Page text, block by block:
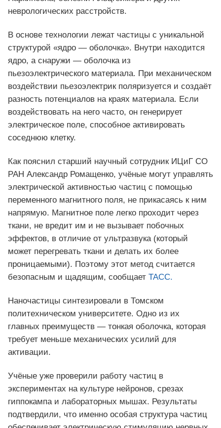
неврологических расстройств.
В основе технологии лежат частицы с уникальной
структурой «ядро — оболочка». Внутри находится
ядро, а снаружи — оболочка из
пьезоэлектрического материала. При механическом
воздействии пьезоэлектрик поляризуется и создаёт
разность потенциалов на краях материала. Если
воздействовать на него часто, он генерирует
электрическое поле, способное активировать
соседнюю клетку.
Как пояснил старший научный сотрудник ИЦиГ СО
РАН Александр Ромащенко, учёные могут управлять
электрической активностью частиц с помощью
переменного магнитного поля, не прикасаясь к ним
напрямую. Магнитное поле легко проходит через
ткани, не вредит им и не вызывает побочных
эффектов, в отличие от ультразвука (который
может перегревать ткани и делать их более
проницаемыми). Поэтому этот метод считается
безопасным и щадящим, сообщает ТАСС.
Наночастицы синтезировали в Томском
политехническом университете. Одно из их
главных преимуществ — тонкая оболочка, которая
требует меньше механических усилий для
активации.
Учёные уже проверили работу частиц в
экспериментах на культуре нейронов, срезах
гиппокампа и лабораторных мышах. Результаты
подтвердили, что именно особая структура частиц